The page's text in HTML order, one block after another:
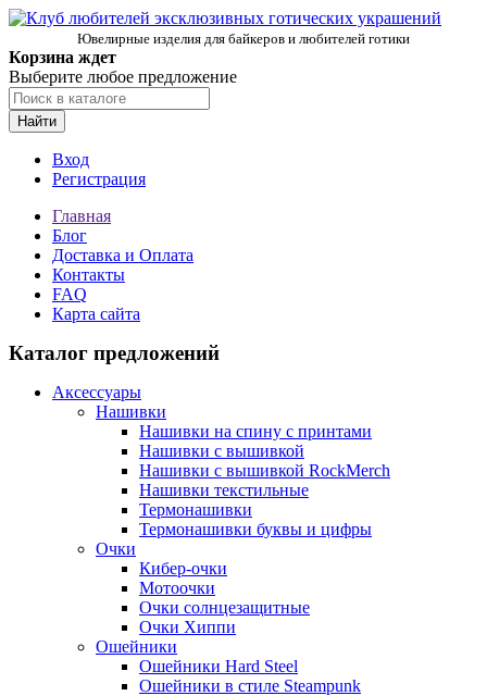
Ювелирные изделия для байкеров и любителей готики
Корзина ждет
Выберите любое предложение
Найти
Вход
Регистрация
Главная
Блог
Доставка и Оплата
Контакты
FAQ
Карта сайта
Каталог предложений
Аксессуары
Нашивки
Нашивки на спину с принтами
Нашивки с вышивкой
Нашивки с вышивкой RockMerch
Нашивки текстильные
Термонашивки
Термонашивки буквы и цифры
Очки
Кибер-очки
Мотоочки
Очки солнцезащитные
Очки Хиппи
Ошейники
Ошейники Hard Steel
Ошейники в стиле Steampunk